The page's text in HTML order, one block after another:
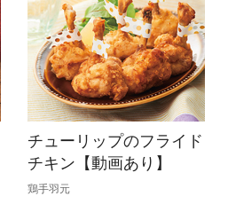
チューリップのフライド
チキン【動画あり】
鶏手羽元